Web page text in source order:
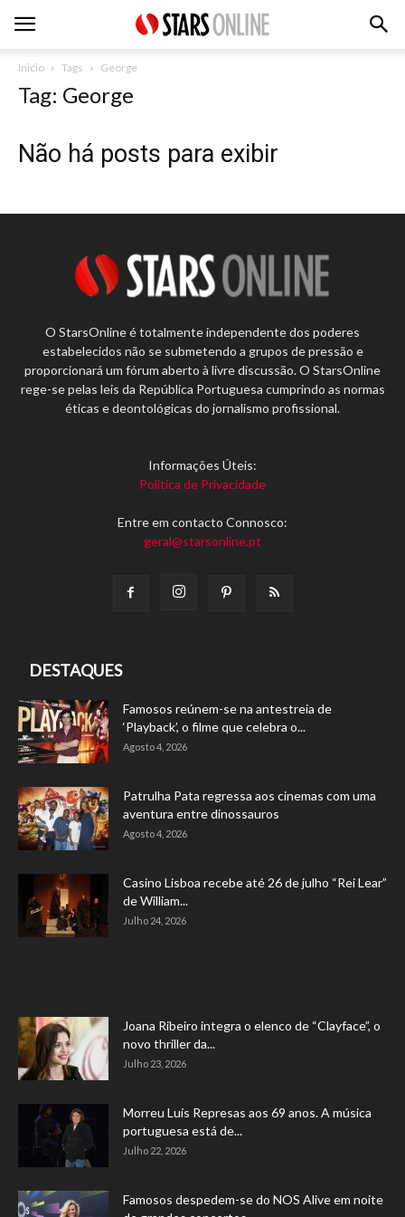
Inicio Tags George
Tag: George
Não há posts para exibir
O StarsOnline é totalmente independente dos poderes
estabelecidos não se submetendo a grupos de pressão e
proporcionará um fórum aberto à livre discussão. O StarsOnline
rege-se pelas leis da República Portuguesa cumprindo as normas
éticas e deontológicas do jornalismo profissional.
Informações Úteis:
Política de Privacidade
Entre em contacto Connosco:
geral@starsonline.pt
DESTAQUES
Famosos reúnem-se na antestreia de
‘Playback’, o filme que celebra o...
Agosto 4, 2026
Patrulha Pata regressa aos cinemas com uma
aventura entre dinossauros
Agosto 4, 2026
Casino Lisboa recebe até 26 de julho “Rei Lear”
de William...
Julho 24, 2026
Joana Ribeiro integra o elenco de “Clayface”, o
novo thriller da...
Julho 23, 2026
Morreu Luís Represas aos 69 anos. A música
portuguesa está de...
Julho 22, 2026
Famosos despedem-se do NOS Alive em noite